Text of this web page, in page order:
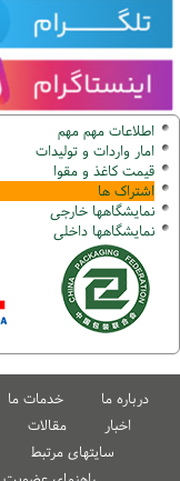
اطلاعات مهم مهم
امار واردات و تولیدات
قیمت کاغذ و مقوا
اشتراک ها
نمایشگاهها خارجی
نمایشگاهها داخلی
درباره ما خدمات ما
اخبار
مقالات
سایتهای مرتبط